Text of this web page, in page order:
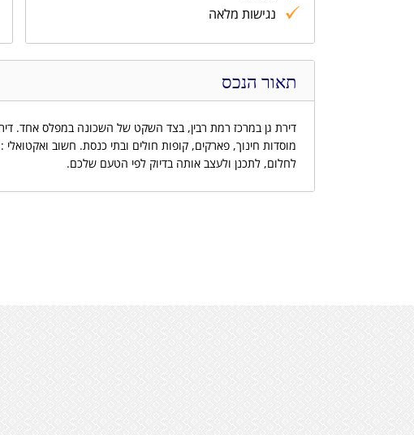
נגישות מלאה
תאור הנכס
דירת גן במרכז רמת רבין, בצד השקט של השכונה במפלס אחד.
לחלום, לתכנן ולעצב אותה בדיוק לפי הטעם שלכם.